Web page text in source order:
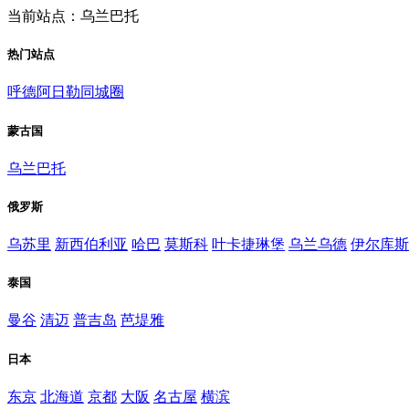
当前站点：乌兰巴托
热门站点
呼德阿日勒同城圈
蒙古国
乌兰巴托
俄罗斯
乌苏里 新西伯利亚 哈巴 莫斯科 叶卡捷琳堡 乌兰乌德 伊尔库
泰国
曼谷 清迈 普吉岛 芭堤雅
日本
东京 北海道 京都 大阪 名古屋 横滨